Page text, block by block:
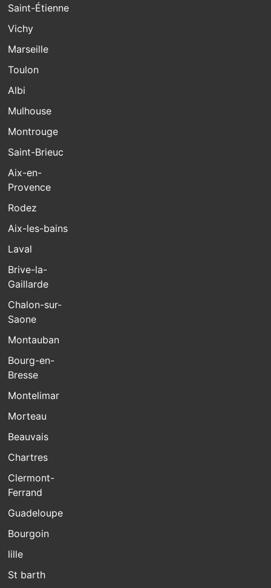
Saint-Étienne
Vichy
Marseille
Toulon
Albi
Mulhouse
Montrouge
Saint-Brieuc
Aix-en-
Provence
Rodez
Aix-les-bains
Laval
Brive-la-
Gaillarde
Chalon-sur-
Saone
Montauban
Bourg-en-
Bresse
Montelimar
Morteau
Beauvais
Chartres
Clermont-
Ferrand
Guadeloupe
Bourgoin
lille
St barth